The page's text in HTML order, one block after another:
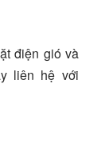
điện gió và
liên hệ với